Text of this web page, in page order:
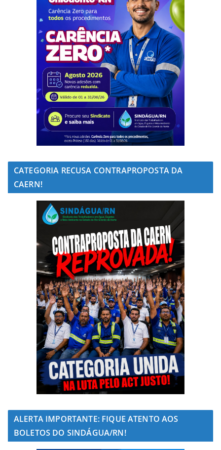
CATEGORIA RECUSA CONTRAPROPOSTA DA
CAERN!
ALERTA IMPORTANTE: FIQUE ATENTO AOS
BOLETOS DO SINDÁGUA/RN!